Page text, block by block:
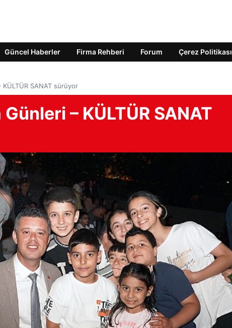
Güncel Haberler Firma Rehberi Forum Çerez Politikası
KÜLTÜR SANAT sürüyor
– KÜLTÜR SANAT